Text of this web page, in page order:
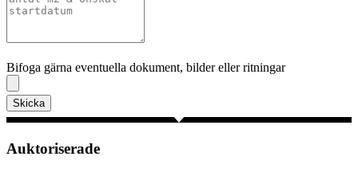
Bifoga gärna eventuella dokument, bilder eller ritningar
Skicka
Auktoriserade